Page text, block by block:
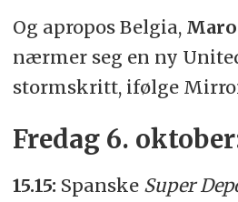
Og apropos Belgia,
nærmer seg en ny
stormskritt, ifølge
Fredag 6.
15.15: Spanske Super